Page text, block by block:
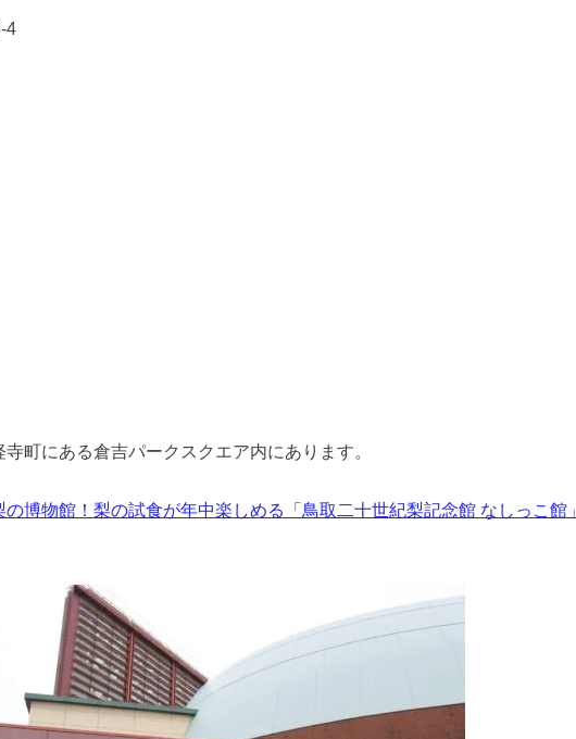
4
町にある倉吉パークスクエア内にあります。
博物館！梨の試食が年中楽しめる「鳥取二十世紀梨記念館 なしっこ館」